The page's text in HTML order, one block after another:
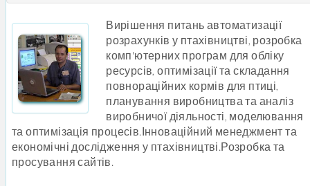
Вирішення питань автоматизації
розрахунків у птахівництві, розробка
комп'ютерних програм для обліку
ресурсів, оптимізації та складання
повнораційних кормів для птиці,
планування виробництва та аналіз
виробничої діяльності, моделювання
та оптимізація процесів.Інноваційний менеджмент та
економічні дослідження у птахівництві.Розробка та
просування сайтів.